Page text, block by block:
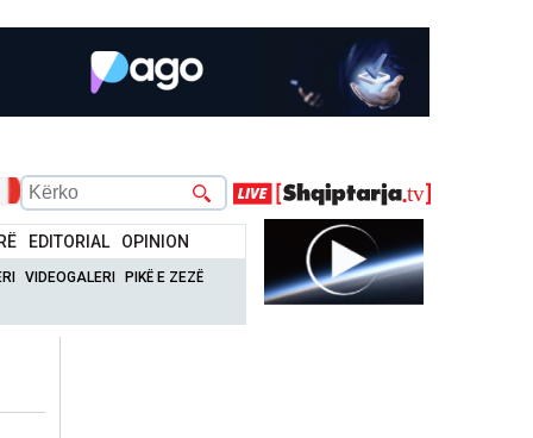
EDITORIAL OPINION
VIDEOGALERI PIKË E ZEZË